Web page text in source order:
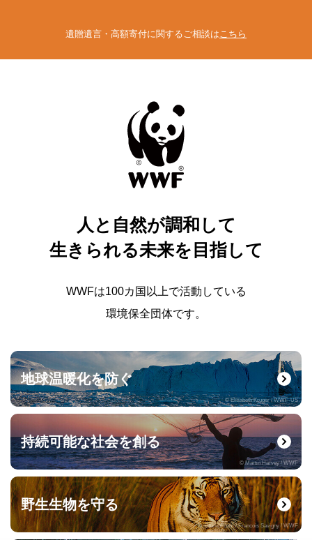
遺贈遺言・高額寄付に関するご相談はこちら
人と自然が調和して
生きられる未来を目指して
WWFは100カ国以上で活動している
環境保全団体です。
地球温暖化を防ぐ
© Elisabeth Kruger / WWF-US
持続可能な社会を創る
© Martin Harvey / WWF
野生生物を守る
© naturepl.com / Francois Savigny / WWF